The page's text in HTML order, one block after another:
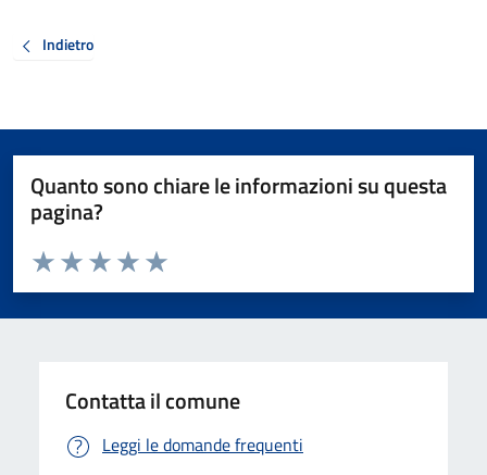
Indietro
Quanto sono chiare le informazioni su questa
pagina?
Valuta da 1 a 5 stelle la pagina
Valuta 5 stelle su 5
Valuta 4 stelle su 5
Valuta 3 stelle su 5
Valuta 2 stelle su 5
Valuta 1 stelle su 5
Contatta il comune
Leggi le domande frequenti